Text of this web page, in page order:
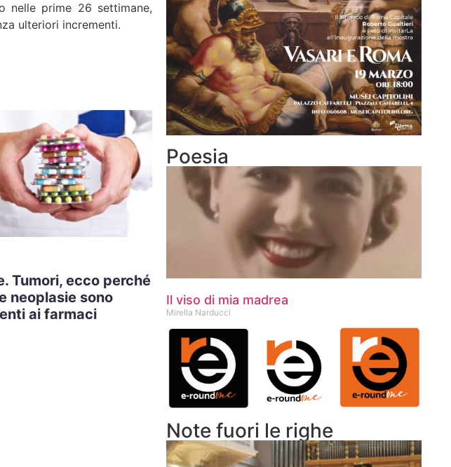
nelle prime 26 settimane,
ulteriori incrementi.
Tumori, ecco perché
neoplasie sono
ai farmaci
Poesia
Il viso di mia madrea
Mirella Narducci
Note fuori le righe